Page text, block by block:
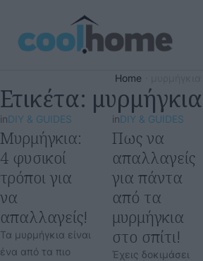
Home
Ετικέτα: μυρμήγκια
inDIY & GUIDES
Μυρμήγκια:
4 φυσικοί
τρόποι για
να
απαλλαγείς!
Τα μυρμήγκια είναι
ένα από τα πιο
inDIY & GUIDES
Πως να
απαλλαγείς
για πάντα
από τα
μυρμήγκια
στο σπίτι!
Έχεις δοκιμάσει